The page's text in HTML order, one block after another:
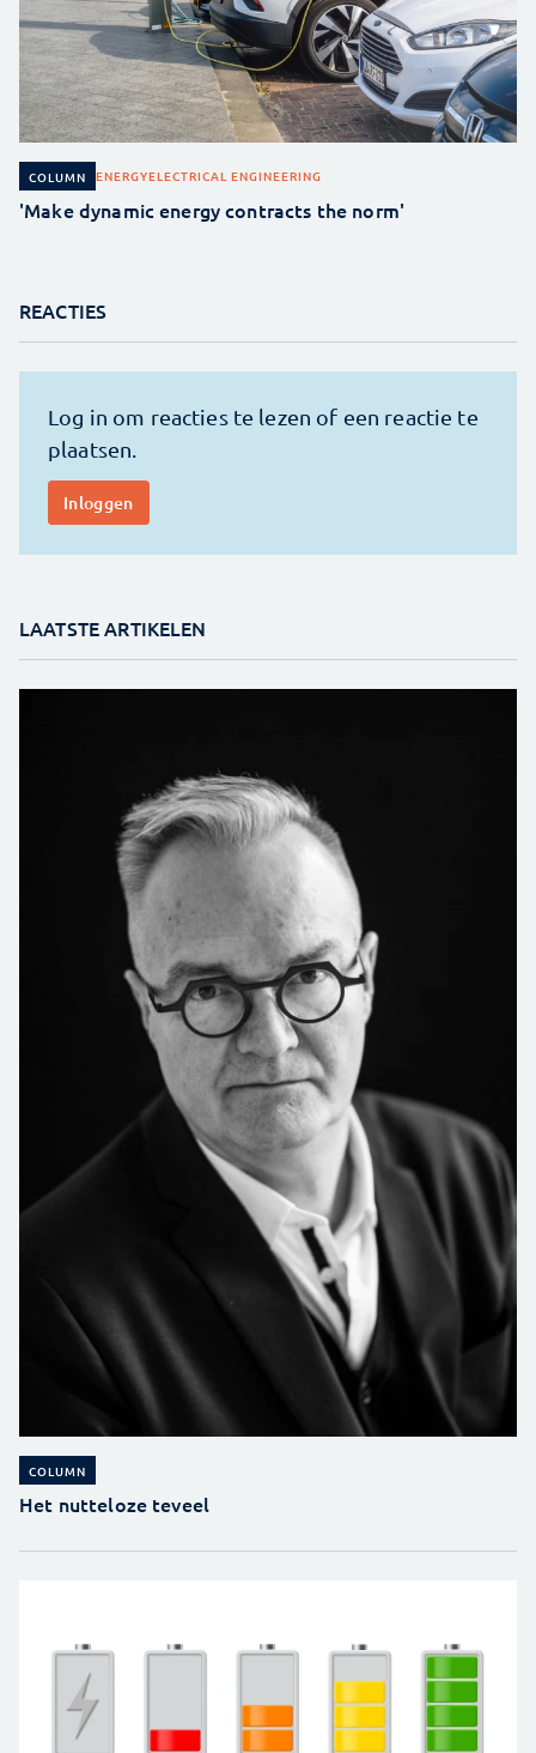
COLUMN ENERGYELECTRICAL ENGINEERING
'Make dynamic energy contracts the norm'
REACTIES
LAATSTE ARTIKELEN
COLUMN
Het nutteloze teveel